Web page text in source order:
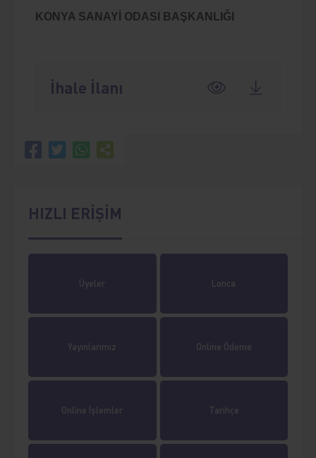
HIZLI ERİŞİM
Üyeler Lonca
Yayınlarımız Online Ödeme
Online İşlemler Tarihçe
KONYA SANAYİ ODASI BAŞKANLIĞI
İhale İlanı